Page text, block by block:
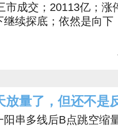
市成交；20113亿；涨
继续探底；依然是向
放量了，但还不是
阳串多线后B点跳空缩